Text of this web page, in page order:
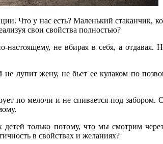
Что у нас есть? Маленький стаканчик,
свои свойства полностью?
настоящему, не вбирая в себя, а
не лупит жену, не бьет ее кулаком по
по мелочи и не спивается под
только потому, что мы смотрим
в свойствах и желаниях?